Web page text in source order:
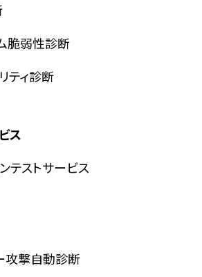
脆弱性診断
ティ診断
ス
テストサービス
攻撃自動診断